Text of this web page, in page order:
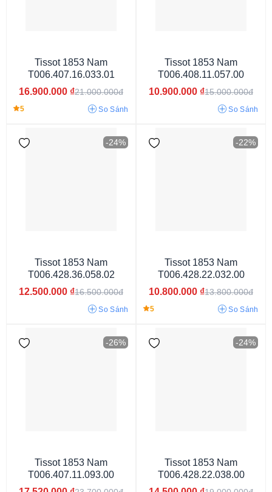
Tissot 1853 Nam
T006.407.16.033.01
16.900.000 ₫21.000.000đ
5 So Sánh
Tissot 1853 Nam
T006.408.11.057.00
10.900.000 ₫15.000.000đ
So Sánh
-24%
Tissot 1853 Nam
T006.428.36.058.02
12.500.000 ₫16.500.000đ
So Sánh
-22%
Tissot 1853 Nam
T006.428.22.032.00
10.800.000 ₫13.800.000đ
5 So Sánh
-26%
Tissot 1853 Nam
T006.407.11.093.00
-24%
Tissot 1853 Nam
T006.428.22.038.00